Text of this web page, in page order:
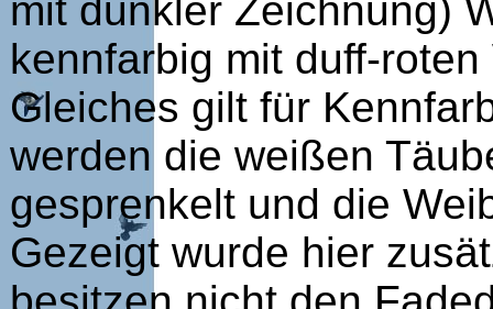
mit dunkler Zeichnung)
kennfarbig mit duff-
Gleiches gilt für
werden die weißen
gesprenkelt und die
Gezeigt wurde hier